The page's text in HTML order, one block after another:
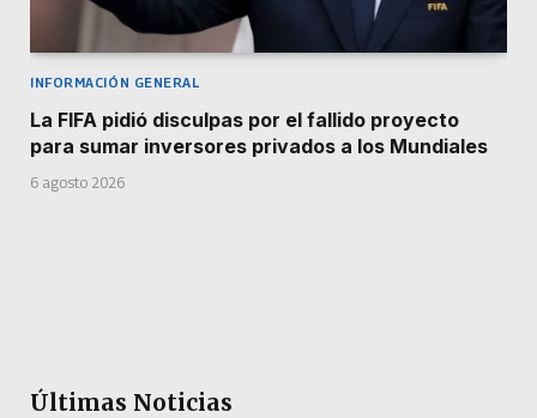
INFORMACIÓN GENERAL
La FIFA pidió disculpas por el fallido proyecto
para sumar inversores privados a los Mundiales
6 agosto 2026
Últimas Noticias